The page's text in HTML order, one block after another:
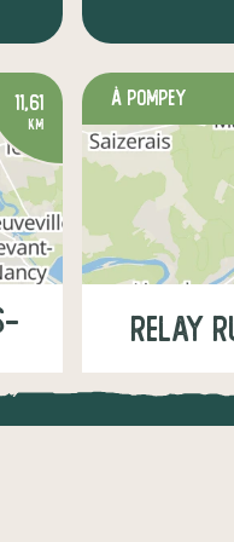
11,61
km
à Pompey
Relay